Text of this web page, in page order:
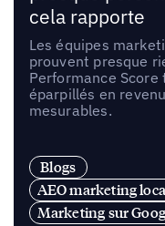
cela rapporte
Les équipes
prouvent presque
Performance
éparpillés en
mesurables.
Blogs
AEO marketing
Marketing sur